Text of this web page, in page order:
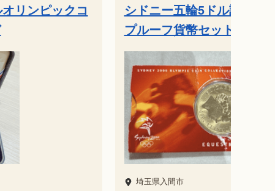
リンピックコ
シドニー五輪5ドル記念硬
プルーフ貨幣セット 三重
埼玉県入間市